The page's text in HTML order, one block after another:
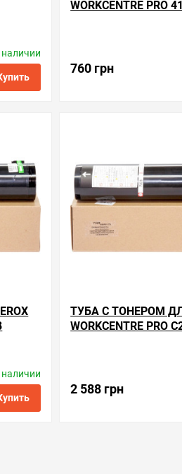
наличии
WORKCENTRE PRO
760 грнКод товара:
kt-
наличии
ТУБА С ТОНЕРОМ
WORKCENTRE PRO
2 588 грнКод товара:
kt-